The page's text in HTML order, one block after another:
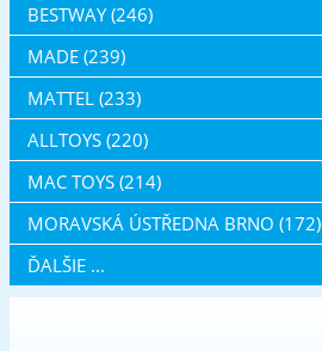
BESTWAY (246)
MADE (239)
MATTEL (233)
ALLTOYS (220)
MAC TOYS (214)
MORAVSKÁ ÚSTŘEDNA BRNO (172)
ĎALŠIE ...